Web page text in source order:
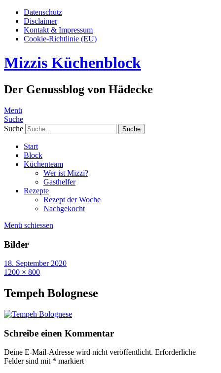
Datenschutz
Disclaimer
Kontakt & Impressum
Cookie-Richtlinie (EU)
Mizzis Küchenblock
Der Genussblog von Hädecke
Menü
Suche
Suche
Start
Block
Küchenteam
Wer ist Mizzi?
Gasthelfer
Rezepte
Rezept der Woche
Nachgekocht
Menü schiessen
Bilder
18. September 2020
1200 × 800
Tempeh Bolognese
Schreibe einen Kommentar
Deine E-Mail-Adresse wird nicht veröffentlicht. Erforderliche
Felder sind mit * markiert